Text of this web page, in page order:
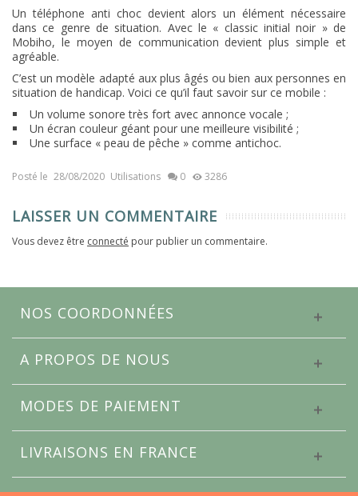
Untéléphone anti chocdevient alors un élément nécessaire
dans ce genre de situation. Avec le « classic initial noir » de
Mobiho, le moyen de communication devient plus simple et
agréable.
C’est un modèle adapté aux plus âgés ou bien aux personnes en
situation de handicap. Voici ce qu’il faut savoir sur ce mobile :
Un volume sonore très fort avec annonce vocale ;
Un écran couleur géant pour une meilleure visibilité ;
Une surface « peau de pêche » comme antichoc.
Posté le 28/08/2020 Utilisations 0 3286
LAISSER UN COMMENTAIRE
Vous devez être connecté pour publier un commentaire.
NOS COORDONNÉES
A PROPOS DE NOUS
MODES DE PAIEMENT
LIVRAISONS EN FRANCE